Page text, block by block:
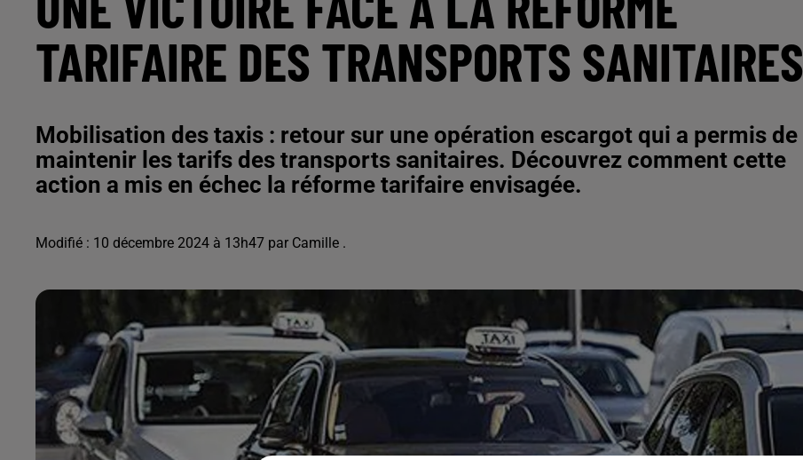
TARIFAIRE DES TRANSPORTS SANITAIRES
Mobilisation des taxis : retour sur une opération escargot qui a permis de
maintenir les tarifs des transports sanitaires. Découvrez comment cette
action a mis en échec la réforme tarifaire envisagée.
Modifié : 10 décembre 2024 à 13h47 par Camille .